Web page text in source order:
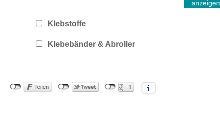
Klebstoffe
Klebebänder & Abroller